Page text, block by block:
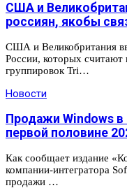
США и
россиян, якобы
США и Великобритания
России, которых считают
группировок Tri…
Новости
Продажи Windows в
первой половине
Как сообщает издание
компании-интегратора
продажи …